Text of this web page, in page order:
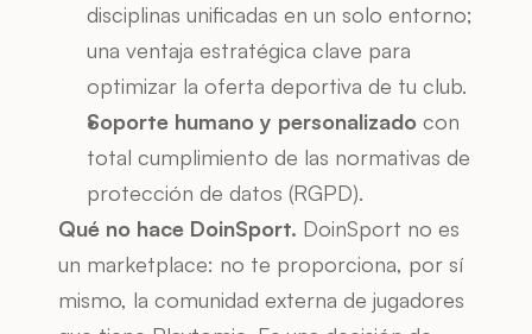
disciplinas unificadas en un solo entorno;
una ventaja estratégica clave para
optimizar la oferta deportiva de tu club.
Soporte humano y personalizado con
total cumplimiento de las normativas de
protección de datos (RGPD).
Qué no hace DoinSport. DoinSport no es
un marketplace: no te proporciona, por sí
mismo, la comunidad externa de jugadores